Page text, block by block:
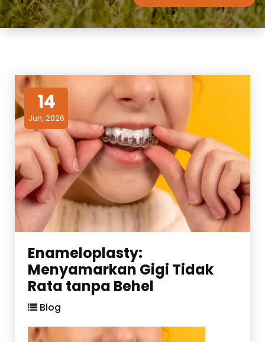
14
Jun, 2026
Enameloplasty:
Menyamarkan Gigi Tidak
Rata tanpa Behel
Blog